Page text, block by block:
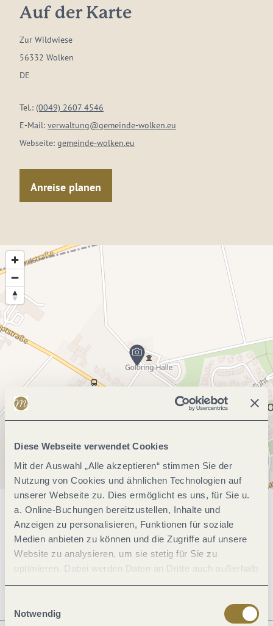
Diese Webseite verwendet Cookies
Mit der Auswahl „Alle akzeptieren“ stimmen Sie der
Nutzung von Cookies und ähnlichen Technologien auf
unserer Webseite zu. Dies ermöglicht es uns, für Sie u.
a. Online-Buchungen bereitzustellen, Inhalte und
Anzeigen zu personalisieren, Funktionen für soziale
Medien anbieten zu können und die Zugriffe auf unsere
Website zu analysieren, um sie stetig für Sie zu
optimieren. Dabei werden Daten an Dritte auch außerhalb
der Europäischen Union weitergegeben und dort
jederzeit widerrufen werden. Mit der Auswahl "Alle
Notwendig
Auf der Karte
Zur Wildwiese
56332 Wolken
DE
Tel.: (0049) 2607 4546
E-Mail: verwaltung@gemeinde-wolken.eu
Webseite: gemeinde-wolken.eu
Anreise planen
Allgemeine Informationen
Öffnungszeiten